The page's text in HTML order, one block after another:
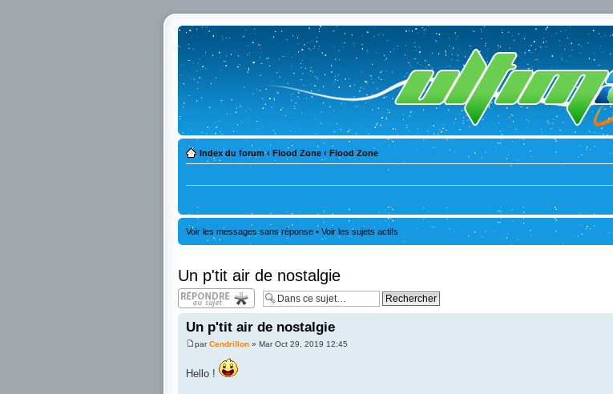
Index du forum ‹ Flood Zone ‹ Flood Zone
Voir les messages sans réponse • Voir les sujets actifs
Un p'tit air de nostalgie
Répondre
Un p'tit air de nostalgie
parCendrillon » Mar Oct 29, 2019 12:45
Hello !